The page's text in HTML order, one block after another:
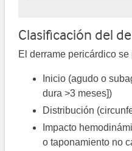
Clasificación del
El derrame pericárdico
Inicio (agudo o
dura >3 meses])
Distribución
Impacto
o taponamiento no